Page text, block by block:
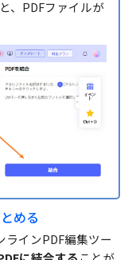
、PDFファイルが
める
ラインPDF編集ツー